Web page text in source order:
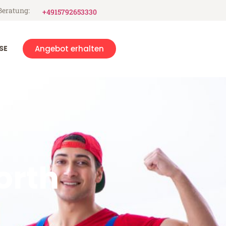
+4915792653330
Angebot erhalten